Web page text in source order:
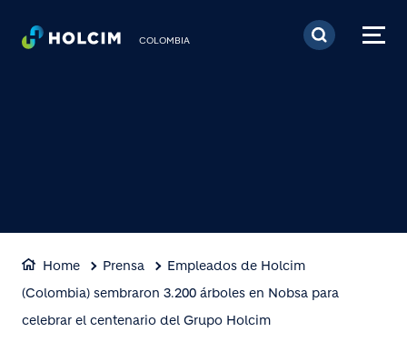
Pasar al contenido
COLOMBIA
Home Prensa
Empleados de Holcim
(Colombia) sembraron 3.200 árboles en Nobsa para
celebrar el centenario del Grupo Holcim